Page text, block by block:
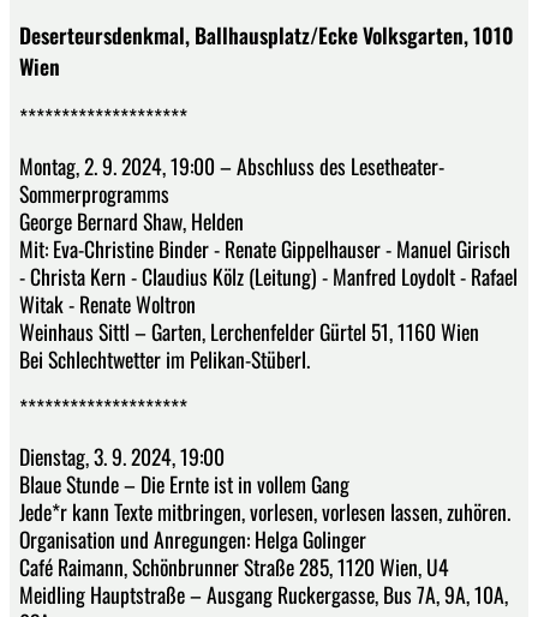
Deserteursdenkmal, Ballhausplatz/Ecke Volksgarten, 1010
Wien
********************
Montag, 2. 9. 2024, 19:00 – Abschluss des Lesetheater-
Sommerprogramms
George Bernard Shaw, Helden
Mit: Eva-Christine Binder - Renate Gippelhauser - Manuel Girisch
- Christa Kern - Claudius Kölz (Leitung) - Manfred Loydolt - Rafael
Witak - Renate Woltron
Weinhaus Sittl – Garten, Lerchenfelder Gürtel 51, 1160 Wien
Bei Schlechtwetter im Pelikan-Stüberl.
********************
Dienstag, 3. 9. 2024, 19:00
Blaue Stunde – Die Ernte ist in vollem Gang
Jede*r kann Texte mitbringen, vorlesen, vorlesen lassen, zuhören.
Organisation und Anregungen: Helga Golinger
Café Raimann, Schönbrunner Straße 285, 1120 Wien, U4
Meidling Hauptstraße – Ausgang Ruckergasse, Bus 7A, 9A, 10A,